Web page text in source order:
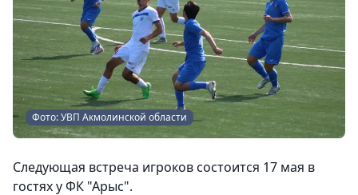
Фото: УВП Акмолинской области
Следующая встреча игроков состоится 17 мая в
гостях у ФК "Арыс".